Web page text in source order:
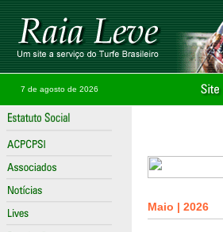
7 de agosto de 2026
Maio | 2026